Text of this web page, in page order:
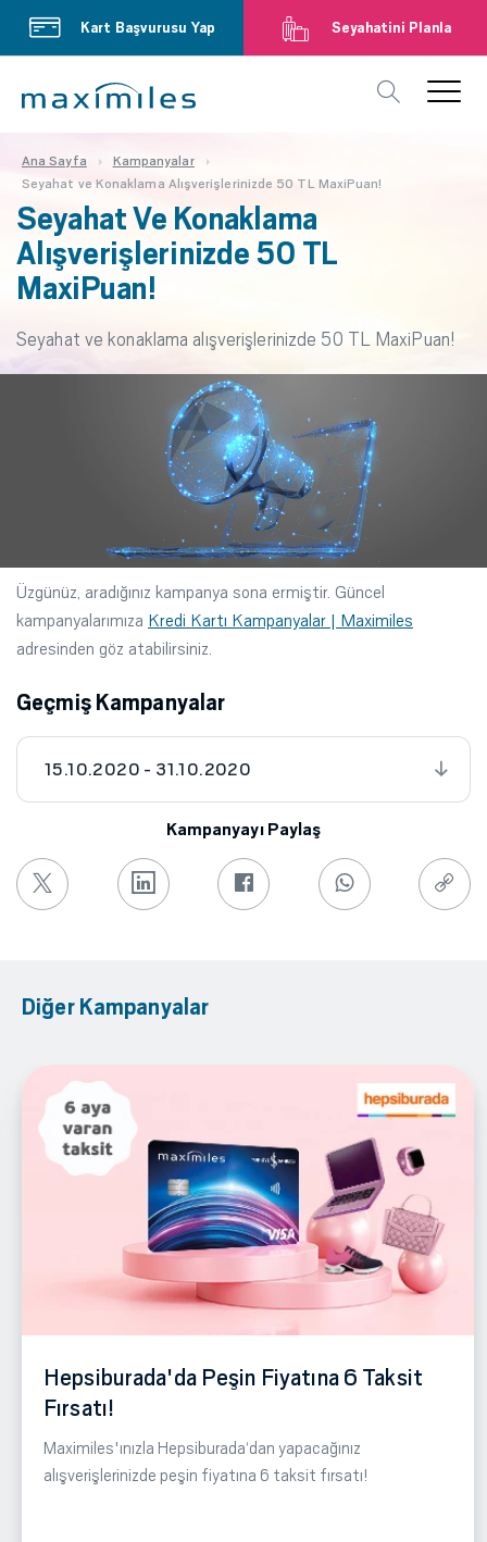
Kart Başvurusu Yap Seyahatini Planla
Ana Sayfa
Kampanyalar
Seyahat ve Konaklama Alışverişlerinizde 50 TL MaxiPuan!
Seyahat Ve Konaklama
Alışverişlerinizde 50 TL
MaxiPuan!
Seyahat ve konaklama alışverişlerinizde 50 TL MaxiPuan!
Üzgünüz, aradığınız kampanya sona ermiştir. Güncel
kampanyalarımıza Kredi Kartı Kampanyalar | Maximiles
adresinden göz atabilirsiniz.
Geçmiş Kampanyalar
15.10.2020 - 31.10.2020
Kampanyayı Paylaş
Diğer Kampanyalar
Hepsiburada'da Peşin Fiyatına 6 Taksit
Fırsatı!
Maximiles'ınızla Hepsiburada‘dan yapacağınız
alışverişlerinizde peşin fiyatına 6 taksit fırsatı!